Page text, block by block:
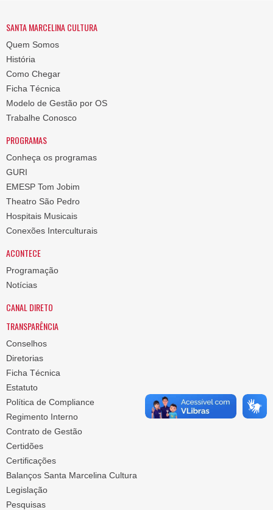
SANTA MARCELINA CULTURA
Quem Somos
História
Como Chegar
Ficha Técnica
Modelo de Gestão por OS
Trabalhe Conosco
PROGRAMAS
Conheça os programas
GURI
EMESP Tom Jobim
Theatro São Pedro
Hospitais Musicais
Conexões Interculturais
ACONTECE
Programação
Notícias
CANAL DIRETO
TRANSPARÊNCIA
Conselhos
Diretorias
Ficha Técnica
Estatuto
Política de Compliance
Regimento Interno
Contrato de Gestão
Certidões
Certificações
Balanços Santa Marcelina Cultura
Legislação
Pesquisas